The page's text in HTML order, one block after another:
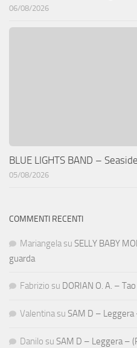
06/08/2026
BLUE LIGHTS BAND – Seaside
05/08/2026
COMMENTI RECENTI
Mariangela su SELLY BABY
guarda
Fabrizio su DORIAN O. A. – Tao
Valentina su SAM D – Leggera
Danilo su SAM D – Leggera –